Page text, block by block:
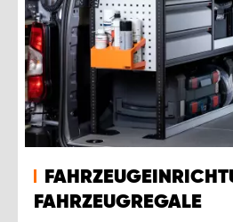
FAHRZEUGREGALE